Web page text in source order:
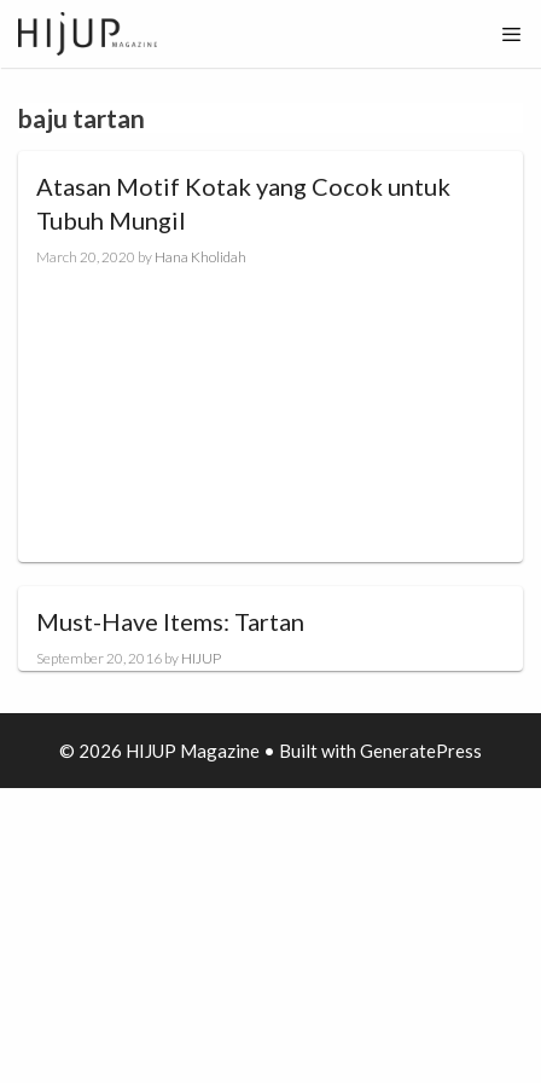
Skip
to
content
baju tartan
Atasan Motif Kotak yang Cocok untuk
Tubuh Mungil
March 20, 2020 by Hana Kholidah
Must-Have Items: Tartan
September 20, 2016 by HIJUP
© 2026 HIJUP Magazine • Built with GeneratePress